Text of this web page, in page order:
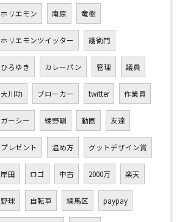
ホリエモン 南原 竜樹
ホリエモンツイッター 護衛門
ひろゆき カレーパン 管理 議員
大川功 ブローカー twitter 作業員
ガーシー 綾野剛 動画 友達
プレゼント 温め方 グットデザイン賞
岸田 ロゴ 中古 2000万 楽天
野球 自転車 練馬区 paypay